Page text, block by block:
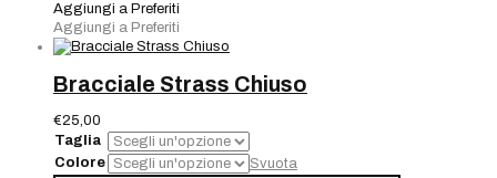
Aggiungi a Preferiti
Aggiungi a Preferiti
Bracciale Strass Chiuso
€25,00
Taglia
Colore
Svuota